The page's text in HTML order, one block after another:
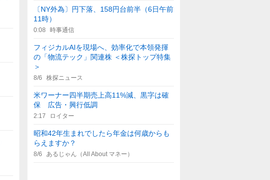
〔NY外為〕円下落、158円台前半（6日午前
11時）
0:08 時事通信
フィジカルAIを現場へ、効率化で本領発揮
の「物流テック」関連株 ＜株探トップ特集
＞
8/6 株探ニュース
米ワーナー四半期売上高11%減、黒字は確
保 広告・興行低調
2:17 ロイター
昭和42年生まれでしたら年金は何歳からも
らえますか？
8/6 あるじゃん（All About マネー）